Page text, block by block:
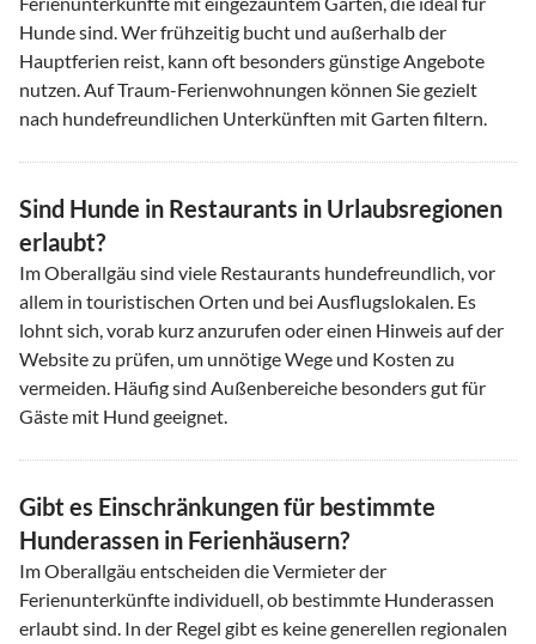
Hunde sind. Wer frühzeitig bucht und außerhalb der
Hauptferien reist, kann oft besonders günstige Angebote
nutzen. Auf Traum-Ferienwohnungen können Sie gezielt
nach hundefreundlichen Unterkünften mit Garten filtern.
Sind Hunde in Restaurants in Urlaubsregionen
erlaubt?
Im Oberallgäu sind viele Restaurants hundefreundlich, vor
allem in touristischen Orten und bei Ausflugslokalen. Es
lohnt sich, vorab kurz anzurufen oder einen Hinweis auf der
Website zu prüfen, um unnötige Wege und Kosten zu
vermeiden. Häufig sind Außenbereiche besonders gut für
Gäste mit Hund geeignet.
Gibt es Einschränkungen für bestimmte
Hunderassen in Ferienhäusern?
Im Oberallgäu entscheiden die Vermieter der
Ferienunterkünfte individuell, ob bestimmte Hunderassen
erlaubt sind. In der Regel gibt es keine generellen regionalen